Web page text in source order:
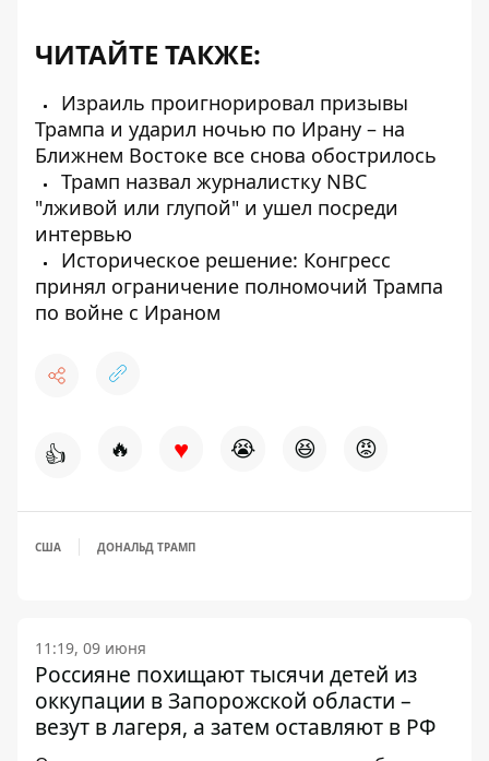
ЧИТАЙТЕ ТАКЖЕ:
Израиль проигнорировал призывы
Трампа и ударил ночью по Ирану – на
Ближнем Востоке все снова обострилось
Трамп назвал журналистку NBC
"лживой или глупой" и ушел посреди
интервью
Историческое решение: Конгресс
принял ограничение полномочий Трампа
по войне с Ираном
👍 🔥 ♥ 😭 😆 😡
США ДОНАЛЬД ТРАМП
11:19, 09 июня
Россияне похищают тысячи детей из
оккупации в Запорожской области –
везут в лагеря, а затем оставляют в РФ